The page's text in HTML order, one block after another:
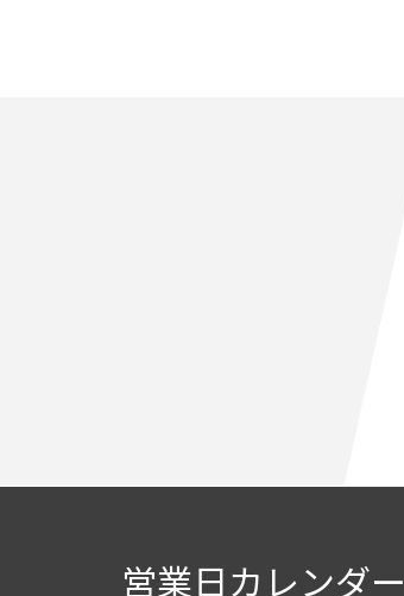
営業日カレンダー